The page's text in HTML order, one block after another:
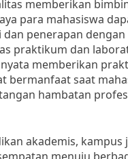
memberikan
para mahasiswa
penerapan
praktikum dan
memberikan
bermanfaat saat
hambatan
akademis, kampus